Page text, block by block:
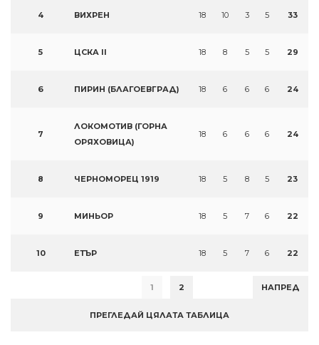
4 ВИХРЕН 18 10 3 5 33
5 ЦСКА II 18 8 5 5 29
6 ПИРИН (БЛАГОЕВГРАД) 18 6 6 6 24
7
ЛОКОМОТИВ (ГОРНА
ОРЯХОВИЦА)
18 6 6 6 24
8 ЧЕРНОМОРЕЦ 1919 18 5 8 5 23
9 МИНЬОР 18 5 7 6 22
10 ЕТЪР 18 5 7 6 22
1 2 НАПРЕД
ПРЕГЛЕДАЙ ЦЯЛАТА ТАБЛИЦА